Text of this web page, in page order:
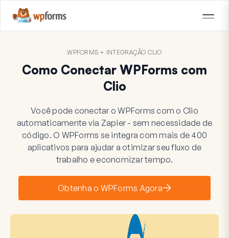
WPFORMS + INTEGRAÇÃO CLIO
Como Conectar WPForms com
Clio
Você pode conectar o WPForms com o Clio
automaticamente via Zapier - sem necessidade de
código. O WPForms se integra com mais de 400
aplicativos para ajudar a otimizar seu fluxo de
trabalho e economizar tempo.
Obtenha o WPForms Agora